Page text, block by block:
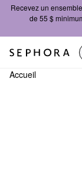
Recevez un
de 55 $
Accueil